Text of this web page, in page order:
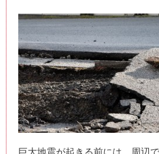
巨大地震が起きる前には、周辺